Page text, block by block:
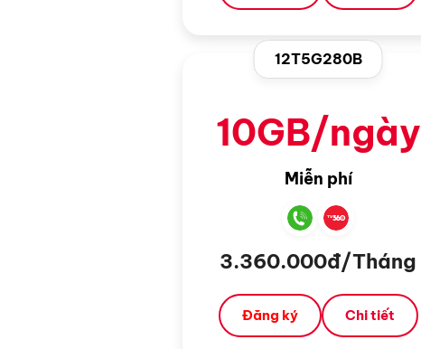
12T5G280B
10GB/ngày
Miễn phí
3.360.000đ/Tháng
Đăng ký Chi tiết